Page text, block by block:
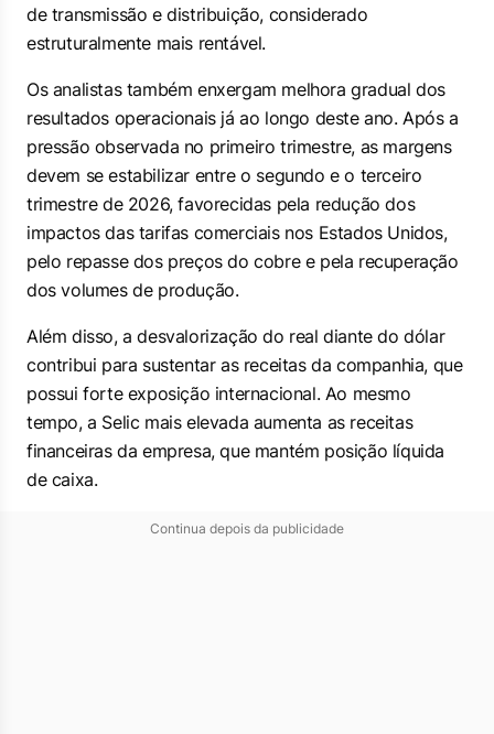
de transmissão e distribuição, considerado
estruturalmente mais rentável.
Os analistas também enxergam melhora gradual dos
resultados operacionais já ao longo deste ano. Após a
pressão observada no primeiro trimestre, as margens
devem se estabilizar entre o segundo e o terceiro
trimestre de 2026, favorecidas pela redução dos
impactos das tarifas comerciais nos Estados Unidos,
pelo repasse dos preços do cobre e pela recuperação
dos volumes de produção.
Além disso, a desvalorização do real diante do dólar
contribui para sustentar as receitas da companhia, que
possui forte exposição internacional. Ao mesmo
tempo, a Selic mais elevada aumenta as receitas
financeiras da empresa, que mantém posição líquida
de caixa.
Continua depois da publicidade